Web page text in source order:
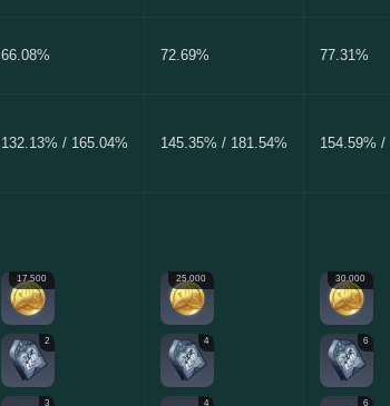
66.08% 72.69% 77.31%
132.13% / 165.04% 145.35% / 181.54% 154.59% /
17.500
2
3
25.000
4
4
30.000
6
6